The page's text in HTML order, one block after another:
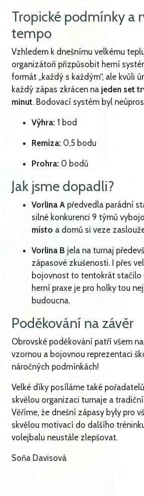
Tropické podmínky a
tempo
Vzhledem k dnešnímu velkému
organizátoři přizpůsobit herní
formát „každý s každým“, ale kvůli
každý zápas zkrácen na jeden set
minut. Bodovací systém byl
Výhra: 1 bod
Remíza: 0,5 bodu
Prohra: 0 bodů
Jak jsme dopadli?
Vorlina A předvedla parádní
silné konkurenci 9 týmů
místo a domů si veze
Vorlina B jela na turnaj
zápasové zkušenosti. I přes
bojovnost to tentokrát stačilo
herní praxe je pro holky tou
budoucna.
Poděkování na závěr
Obrovské poděkování patří všem
vzornou a bojovnou reprezentaci
náročných podmínkách!
Velké díky posíláme také
skvělou organizaci turnaje a
Věříme, že dnešní zápasy byly pro
skvělou motivací do dalšího
volejbalu neustále zlepšovat.
Soňa Davisová